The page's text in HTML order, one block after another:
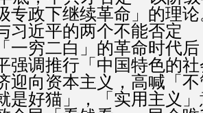
专政下继续革命」的理
习近平的两个不能否定
一穷二白」的革命时代
强调推行「中国特色的
迎向资本主义，高喊「
是好猫」，「实用主义